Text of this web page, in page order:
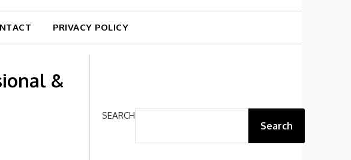
PRIVACY POLICY
&
SEARCH
Search